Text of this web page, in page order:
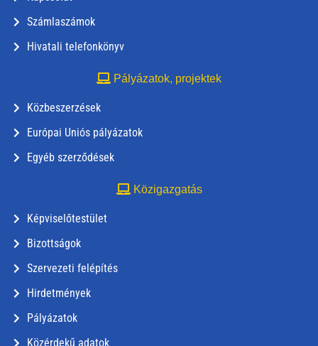
Számlaszámok
Hivatali telefonkönyv
Pályázatok, projektek
Közbeszerzések
Európai Uniós pályázatok
Egyéb szerződések
Közigazgatás
Képviselőtestület
Bizottságok
Szervezeti felépítés
Hirdetmények
Pályázatok
Közérdekű adatok